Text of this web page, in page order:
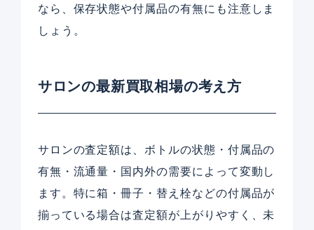
なら、保存状態や付属品の有無にも注意しま
しょう。
サロンの最新買取相場の考え方
サロンの査定額は、ボトルの状態・付属品の
有無・流通量・国内外の需要によって変動し
ます。特に箱・冊子・替え栓などの付属品が
揃っている場合は査定額が上がりやすく、未